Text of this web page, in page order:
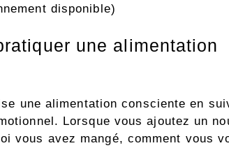
disponible)
une alimentation
une alimentation consciente en
Lorsque vous ajoutez un
vous avez mangé, comment vous